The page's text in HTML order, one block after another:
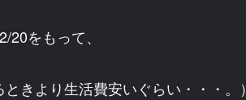
をもって、
きより生活費安いぐらい・・・。）